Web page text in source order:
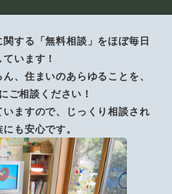
する「無料相談」をほぼ毎日
います！
、住まいのあらゆることを、
ご相談ください！
ますので、じっくり相談され
も安心です。